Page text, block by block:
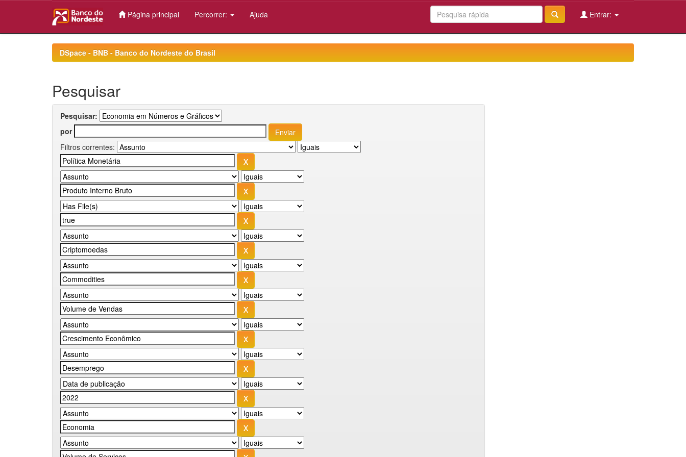
Página principal Percorrer: Ajuda Entrar:
DSpace - BNB - Banco do Nordeste do Brasil
Pesquisar
Pesquisar:
por
Filtros correntes: